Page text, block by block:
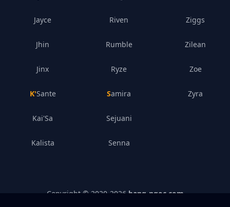
Jayce
Jhin
Jinx
K'Sante
Kai'Sa
Kalista
Riven
Rumble
Ryze
Samira
Sejuani
Senna
Ziggs
Zilean
Zoe
Zyra
Copyright © 2020- 2026 bang-ngoc.com